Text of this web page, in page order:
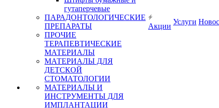
гутаперчевые
ПАРАДОНТОЛОГИЧЕСКИЕ
ПРЕПАРАТЫ
ПРОЧИЕ
ТЕРАПЕВТИЧЕСКИЕ
МАТЕРИАЛЫ
МАТЕРИАЛЫ ДЛЯ
ДЕТСКОЙ
СТОМАТОЛОГИИ
МАТЕРИАЛЫ И
ИНСТРУМЕНТЫ ДЛЯ
ИМПЛАНТАЦИИ
Акции
Услуги